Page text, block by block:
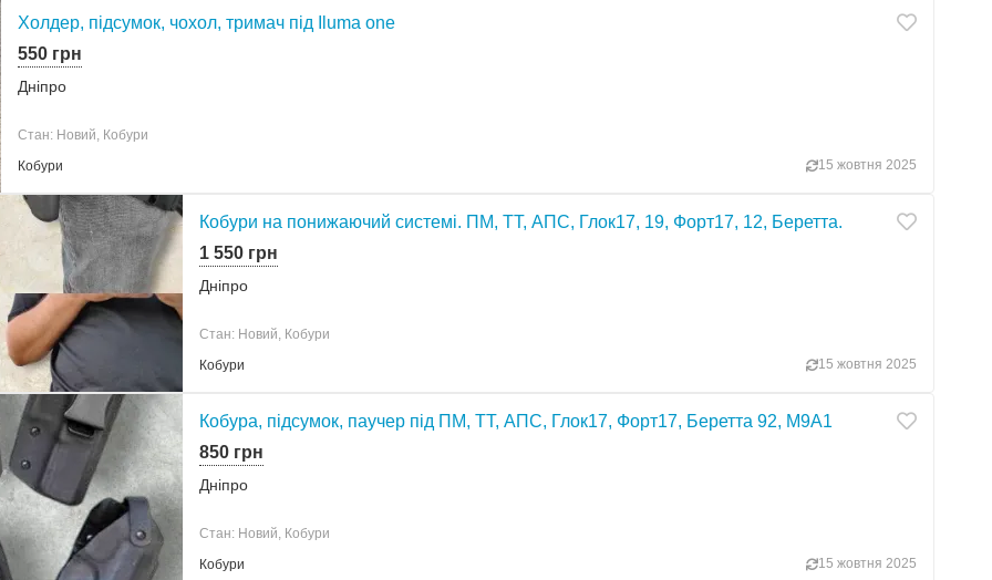
Холдер, підсумок, чохол, тримач під Iluma one
550 грн
Дніпро
Стан: Новий, Кобури
Кобури
15 жовтня 2025
Кобури на понижаючий системі. ПМ, ТТ, АПС, Глок17, 19, Форт17, 12, Беретта.
1 550 грн
Дніпро
Стан: Новий, Кобури
Кобури
15 жовтня 2025
Кобура, підсумок, паучер під ПМ, ТТ, АПС, Глок17, Форт17, Беретта 92, М9А1
850 грн
Дніпро
Стан: Новий, Кобури
Кобури
15 жовтня 2025